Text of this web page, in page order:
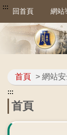
::: 回首頁 網站
首頁 > 網站
:::
首頁